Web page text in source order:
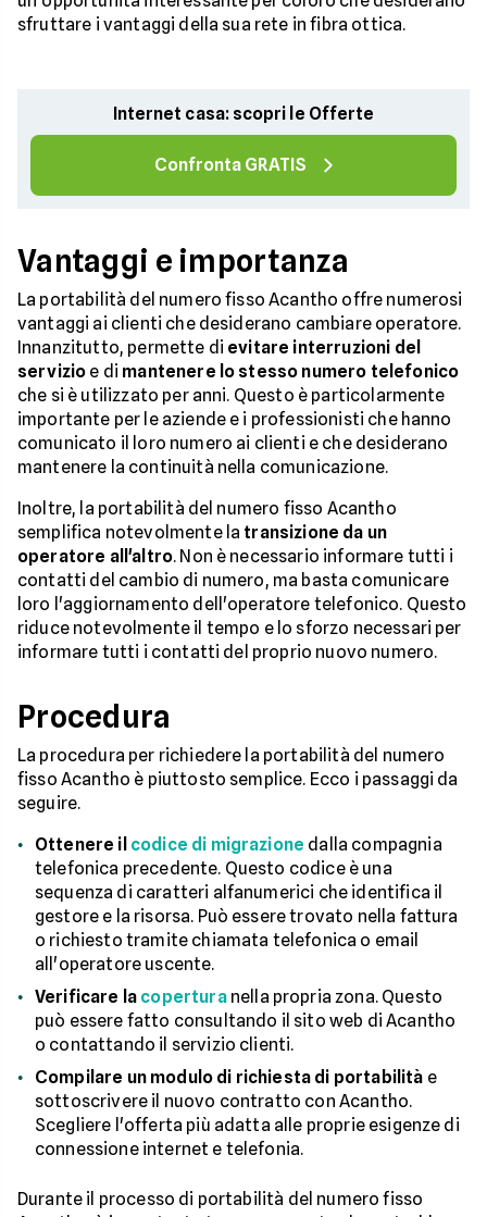
sfruttare i vantaggi della sua rete in fibra ottica.
Internet casa: scopri le Offerte
Confronta GRATIS
Vantaggi e importanza
La portabilità del numero fisso Acantho offre numerosi
vantaggi ai clienti che desiderano cambiare operatore.
Innanzitutto, permette di evitare interruzioni del
servizio e di mantenere lo stesso numero telefonico
che si è utilizzato per anni. Questo è particolarmente
importante per le aziende e i professionisti che hanno
comunicato il loro numero ai clienti e che desiderano
mantenere la continuità nella comunicazione.
Inoltre, la portabilità del numero fisso Acantho
semplifica notevolmente la transizione da un
operatore all'altro. Non è necessario informare tutti i
contatti del cambio di numero, ma basta comunicare
loro l'aggiornamento dell'operatore telefonico. Questo
riduce notevolmente il tempo e lo sforzo necessari per
informare tutti i contatti del proprio nuovo numero.
Procedura
La procedura per richiedere la portabilità del numero
fisso Acantho è piuttosto semplice. Ecco i passaggi da
seguire.
Ottenere il codice di migrazione dalla compagnia
telefonica precedente. Questo codice è una
sequenza di caratteri alfanumerici che identifica il
gestore e la risorsa. Può essere trovato nella fattura
o richiesto tramite chiamata telefonica o email
all'operatore uscente.
Verificare la coperturanella propria zona. Questo
può essere fatto consultando il sito web di Acantho
o contattando il servizio clienti.
Compilare un modulo di richiesta di portabilità e
sottoscrivere il nuovo contratto con Acantho.
Scegliere l'offerta più adatta alle proprie esigenze di
connessione internet e telefonia.
Durante il processo di portabilità del numero fisso